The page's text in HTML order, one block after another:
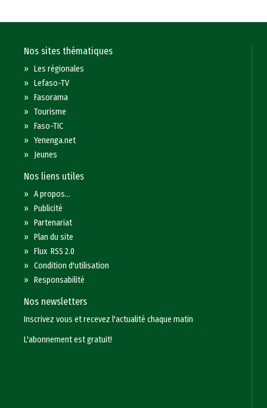
Nos sites thématiques
»Les régionales
»Lefaso-TV
»Fasorama
»Tourisme
»Faso-TIC
»Yenenga.net
» Jeunes
Nos liens utiles
»A propos...
»Publicité
»Partenariat
»Plan du site
»Flux RSS 2.0
»Condition d'utilisation
»Responsabilité
Nos newsletters
Inscrivez vous et recevez l'actualité chaque matin
L'abonnement est gratuit!